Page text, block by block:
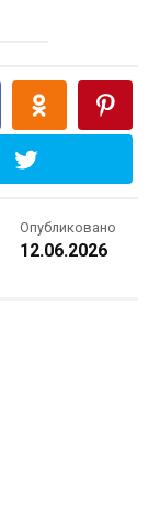
Опубликовано
12.06.2026